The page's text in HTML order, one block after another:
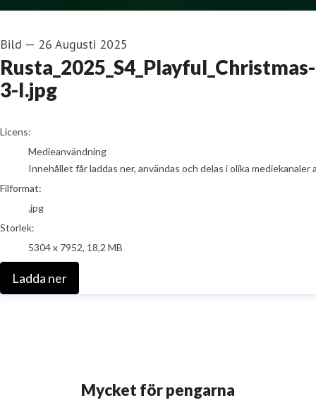
Bild — 26 Augusti 2025
Rusta_2025_S4_Playful_Christmas-
3-I.jpg
go to media item
Licens:
Medieanvändning
Innehållet får laddas ner, användas och delas i olika
Filformat:
.jpg
Storlek:
5304 x 7952, 18,2 MB
Ladda ner
Mycket för pengarna